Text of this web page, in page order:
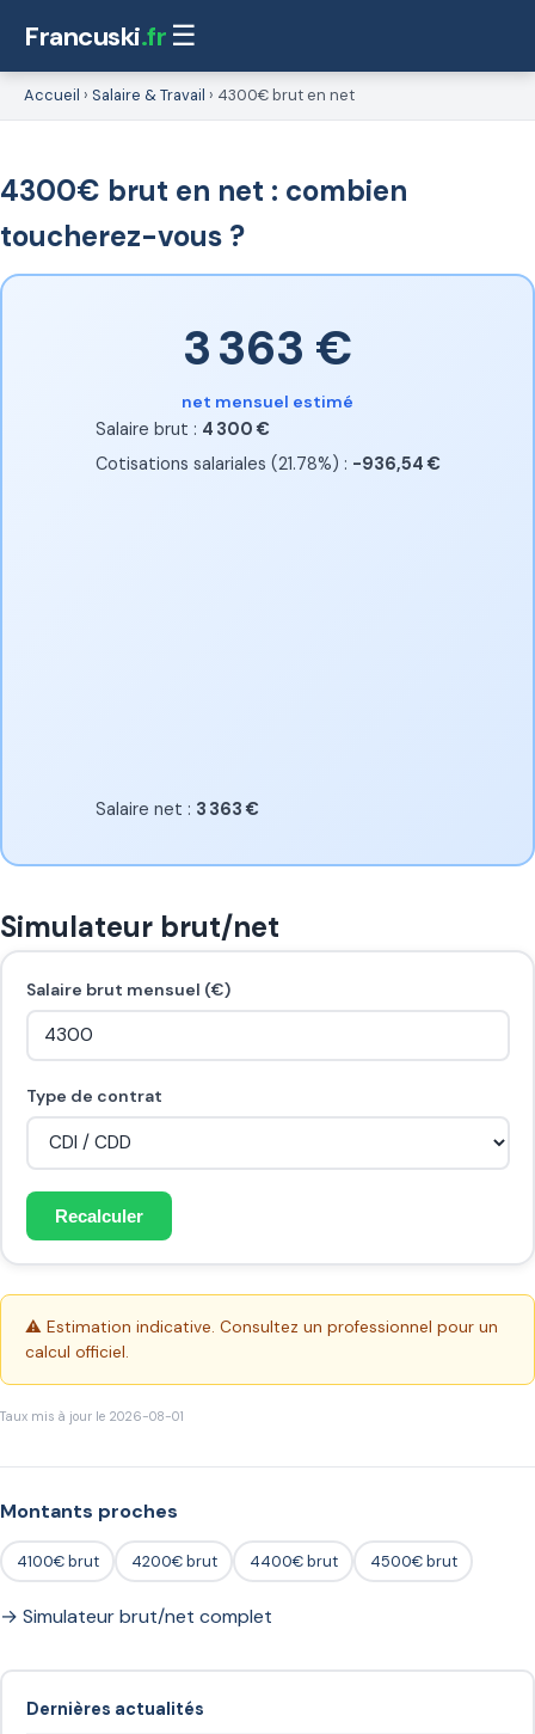
Francuski.fr ☰
Accueil › Salaire & Travail › 4300€ brut en net
4300€ brut en net : combien
toucherez-vous ?
3 363 €
net mensuel estimé
Salaire brut : 4 300 €
Cotisations salariales (21.78%) : -936,54 €
Salaire net : 3 363 €
Simulateur brut/net
Salaire brut mensuel (€)
Type de contrat
Recalculer
⚠️ Estimation indicative. Consultez un professionnel pour un
calcul officiel.
Taux mis à jour le 2026-08-01
Montants proches
4100€ brut 4200€ brut 4400€ brut 4500€ brut
→ Simulateur brut/net complet
Dernières actualités